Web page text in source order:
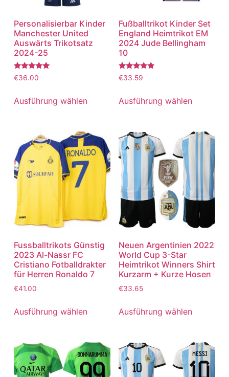
Personalisierbar Kinder
Manchester United
Auswärts Trikotsatz
2024-25
Bewertet
mit
von 5
€36.00
Ausführung wählen
Fußballtrikot Kinder Set
England Heimtrikot EM
2024 Jude Bellingham
10
Bewertet
mit
von 5
€33.59
Ausführung wählen
Fussballtrikots Günstig
2023 Al-Nassr FC
Cristiano Fotballdrakter
für Herren Ronaldo 7
€41.00
Ausführung wählen
Neuen Argentinien 2022
World Cup 3-Star
Heimtrikot Winners Shirt
Kurzarm + Kurze Hosen
€33.65
Ausführung wählen